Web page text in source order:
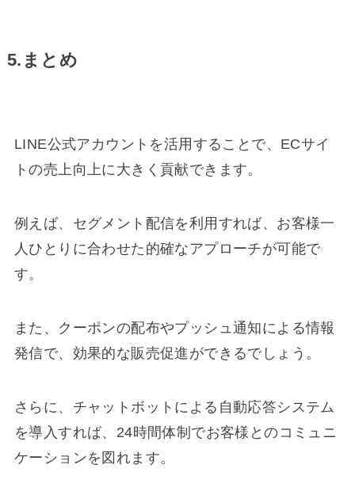
5.まとめ
LINE公式アカウントを活用することで、ECサイ
トの売上向上に大きく貢献できます。
例えば、セグメント配信を利用すれば、お客様一
人ひとりに合わせた的確なアプローチが可能で
す。
また、クーポンの配布やプッシュ通知による情報
発信で、効果的な販売促進ができるでしょう。
さらに、チャットボットによる自動応答システム
を導入すれば、24時間体制でお客様とのコミュニ
ケーションを図れます。